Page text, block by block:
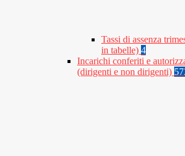
Tassi di assenza
in tabelle) 4
Incarichi conferiti e
(dirigenti e non dirigenti)